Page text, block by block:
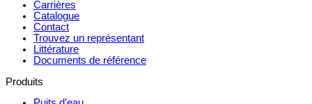
Carrières
Catalogue
Contact
Trouvez un représentant
Littérature
Documents de référence
Produits